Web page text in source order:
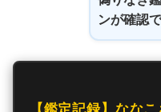
ンが確認